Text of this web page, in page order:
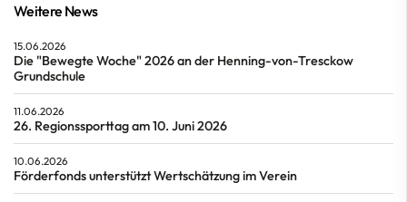
Weitere News
15.06.2026
Die "Bewegte Woche" 2026 an der Henning-von-Tresckow
Grundschule
11.06.2026
26. Regionssporttag am 10. Juni 2026
10.06.2026
Förderfonds unterstützt Wertschätzung im Verein